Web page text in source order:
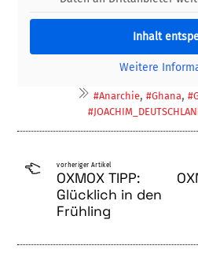
Inhalt
Weitere
#Anarchie, #Ghana,
vorheriger Artikel
OXMOX TIPP:
Glücklich in den
Frühling